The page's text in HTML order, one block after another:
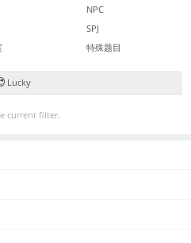
NPC
SPJ
特殊题目
Lucky
current filter.